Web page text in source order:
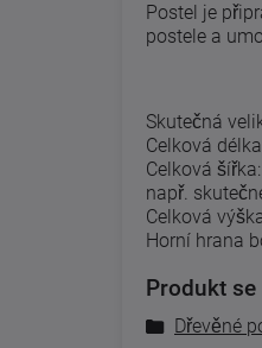
Postel je
postele a
Skutečná
Celková
Celková
např.
Celková
Horní hrana
Produkt
Dřevěné